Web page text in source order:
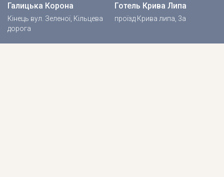
Галицька Корона
Кінець вул. Зеленої, Кільцева
дорога
Готель Крива Липа
проїзд Крива липа, 3а